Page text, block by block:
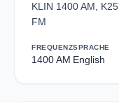
KLIN 1400 AM,
FM
FREQUENZ
1400 AM
SPRACHE
English